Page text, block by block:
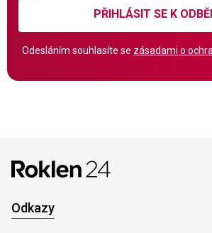
PŘIHLÁSIT SE K
Odesláním souhlasíte se zásadami o
Odkazy